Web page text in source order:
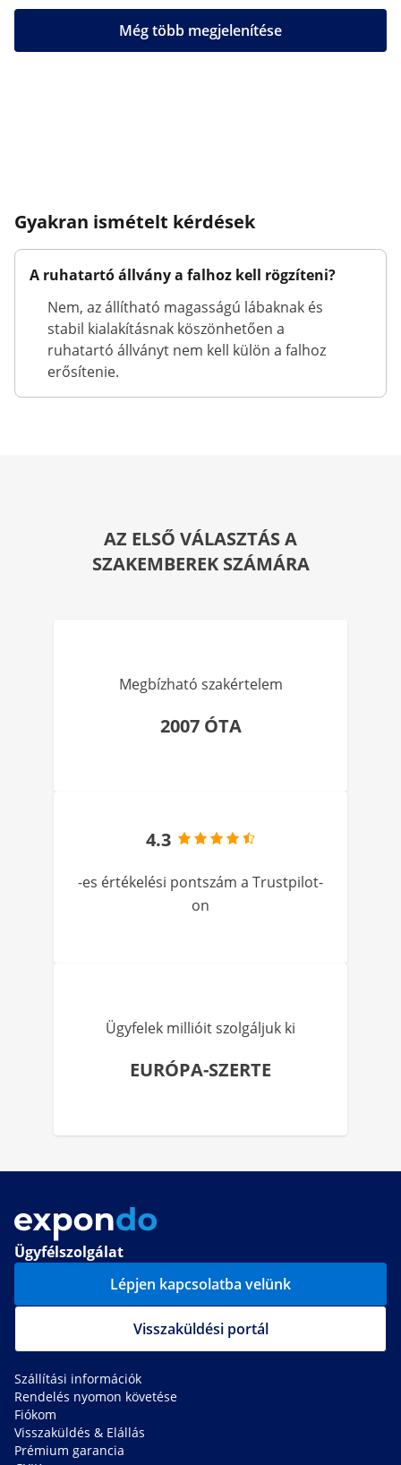
Még több megjelenítése
Gyakran ismételt kérdések
A ruhatartó állvány a falhoz kell rögzíteni?
Nem, az állítható magasságú lábaknak és
stabil kialakításnak köszönhetően a
ruhatartó állványt nem kell külön a falhoz
erősítenie.
AZ ELSŐ VÁLASZTÁS A
SZAKEMBEREK SZÁMÁRA
Megbízható szakértelem
2007 ÓTA
4.3
-es értékelési pontszám a Trustpilot-
on
Ügyfelek millióit szolgáljuk ki
EURÓPA-SZERTE
Ügyfélszolgálat
Lépjen kapcsolatba velünk
Visszaküldési portál
Szállítási információk
Rendelés nyomon követése
Fiókom
Visszaküldés & Elállás
Prémium garancia